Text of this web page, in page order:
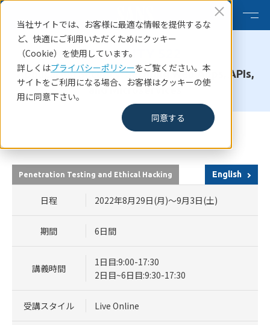
当社サイトでは、お客様に最適な情報を提供するな
ど、快適にご利用いただくためにクッキー
（Cookie）を使用しています。
詳しくはプライバシーポリシーをご覧ください。本
サイトをご利用になる場合、お客様はクッキーの使
用に同意下さい。
同意する
SECURITY 522
Application Security: Securing Web Apps, APIs,
and Microservices
Penetration Testing and Ethical Hacking English
日程 2022年8月29日(月)～9月3日(土)
期間 6日間
講義時間
1日目:9:00-17:30
2日目~6日目:9:30-17:30
受講スタイル Live Online